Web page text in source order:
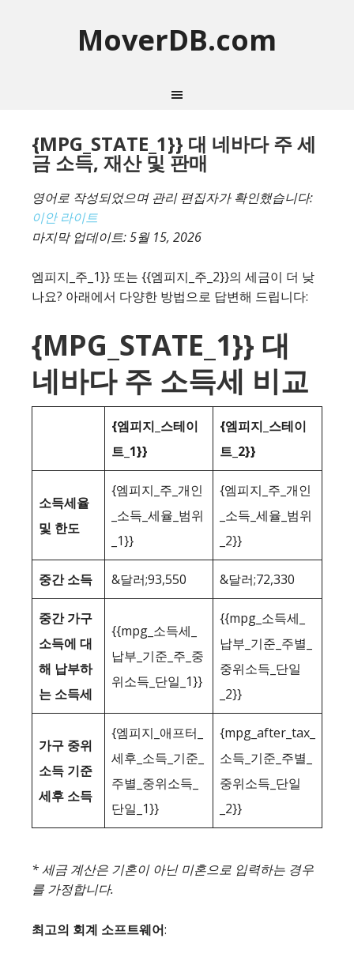
MoverDB.com
{MPG_STATE_1}} 대 네바다 주 세
금 소득, 재산 및 판매
영어로 작성되었으며 관리 편집자가 확인했습니다:
이안 라이트
마지막 업데이트:5월 15, 2026
엠피지_주_1}} 또는 {{엠피지_주_2}}의 세금이 더 낮
나요? 아래에서 다양한 방법으로 답변해 드립니다:
{MPG_STATE_1}} 대
네바다 주 소득세 비교
{엠피지_스테이
트_1}}
{엠피지_스테이
트_2}}
소득세율
및 한도
{엠피지_주_개인
_소득_세율_범위
_1}}
{엠피지_주_개인
_소득_세율_범위
_2}}
중간 소득 &달러;93,550 &달러;72,330
중간 가구
소득에 대
해 납부하
는 소득세
{{mpg_소득세_
납부_기준_주_중
위소득_단일_1}}
{{mpg_소득세_
납부_기준_주별_
중위소득_단일
_2}}
가구 중위
소득 기준
세후 소득
{엠피지_애프터_
세후_소득_기준_
주별_중위소득_
단일_1}}
{mpg_after_tax_
소득_기준_주별_
중위소득_단일
_2}}
* 세금 계산은 기혼이 아닌 미혼으로 입력하는 경우
를 가정합니다.
최고의 회계 소프트웨어: